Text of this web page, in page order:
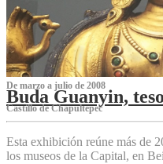
De marzo a julio de 2008
Buda Guanyin,
Castillo de Chapultepec
Esta exhibición reúne más de
los museos de la Capital, en